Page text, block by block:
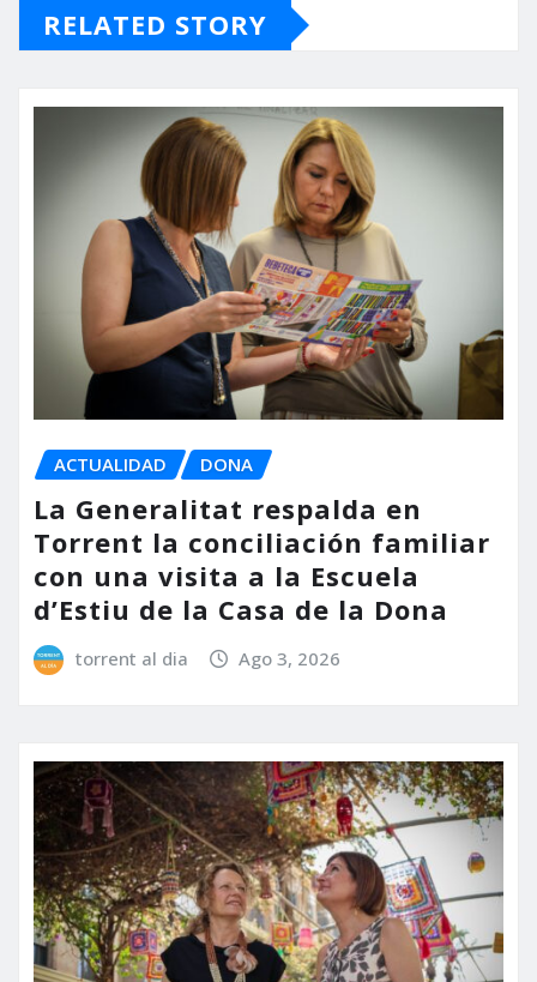
RELATED STORY
ACTUALIDAD DONA
La Generalitat respalda en
Torrent la conciliación familiar
con una visita a la Escuela
d’Estiu de la Casa de la Dona
torrent al dia Ago 3, 2026